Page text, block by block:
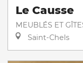
Le Causse
MEUBLÉS ET
Saint-Chels